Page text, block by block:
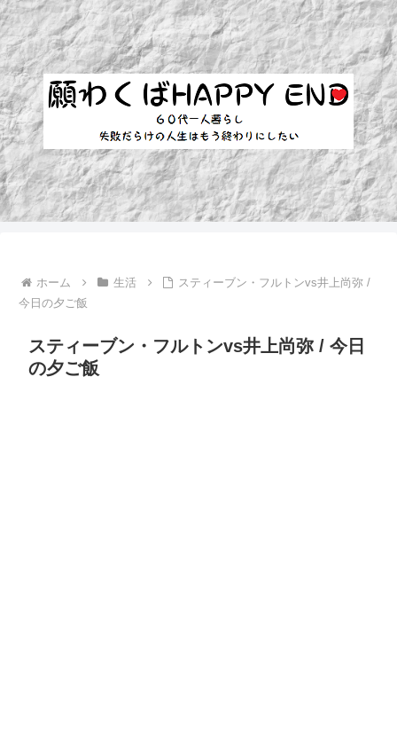
ホーム 生活
スティーブン・フルトンvs井上尚弥 /
今日の夕ご飯
スティーブン・フルトンvs井上尚弥 / 今日
の夕ご飯